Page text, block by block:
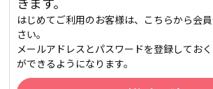
はじめてご利用のお客様は、こちらから会
さい。
メールアドレスとパスワードを登録してお
ができるようになります。